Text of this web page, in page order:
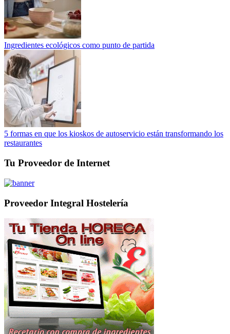
Ingredientes ecológicos como punto de partida
5 formas en que los kioskos de autoservicio están transformando los
restaurantes
Tu Proveedor de Internet
Proveedor Integral Hostelería